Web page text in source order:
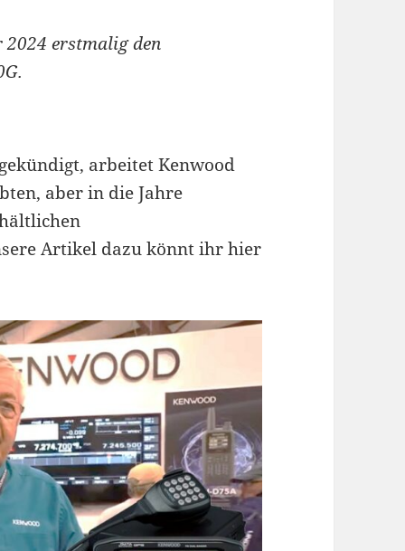
2024 erstmalig den
arbeitet Kenwood
aber in die Jahre
Artikel dazu könnt ihr hier